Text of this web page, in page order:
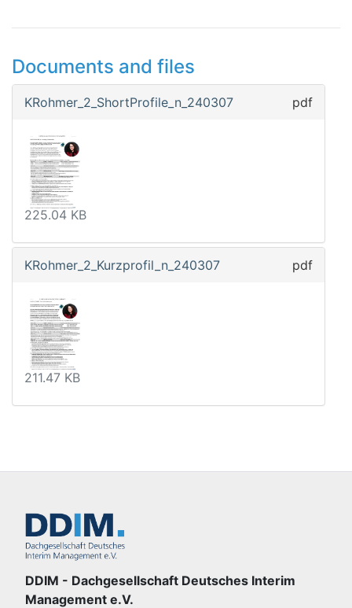
Documents and files
KRohmer_2_ShortProfile_n_240307 pdf
225.04 KB
KRohmer_2_Kurzprofil_n_240307 pdf
211.47 KB
DDIM - Dachgesellschaft Deutsches Interim
Management e.V.